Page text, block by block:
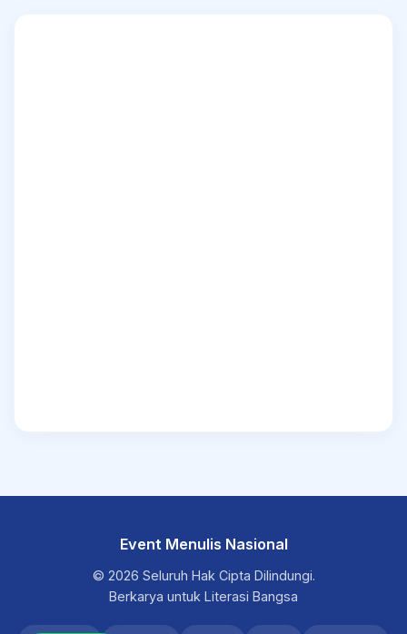
Event Menulis Nasional
© 2026 Seluruh Hak Cipta Dilindungi.
Berkarya untuk Literasi Bangsa